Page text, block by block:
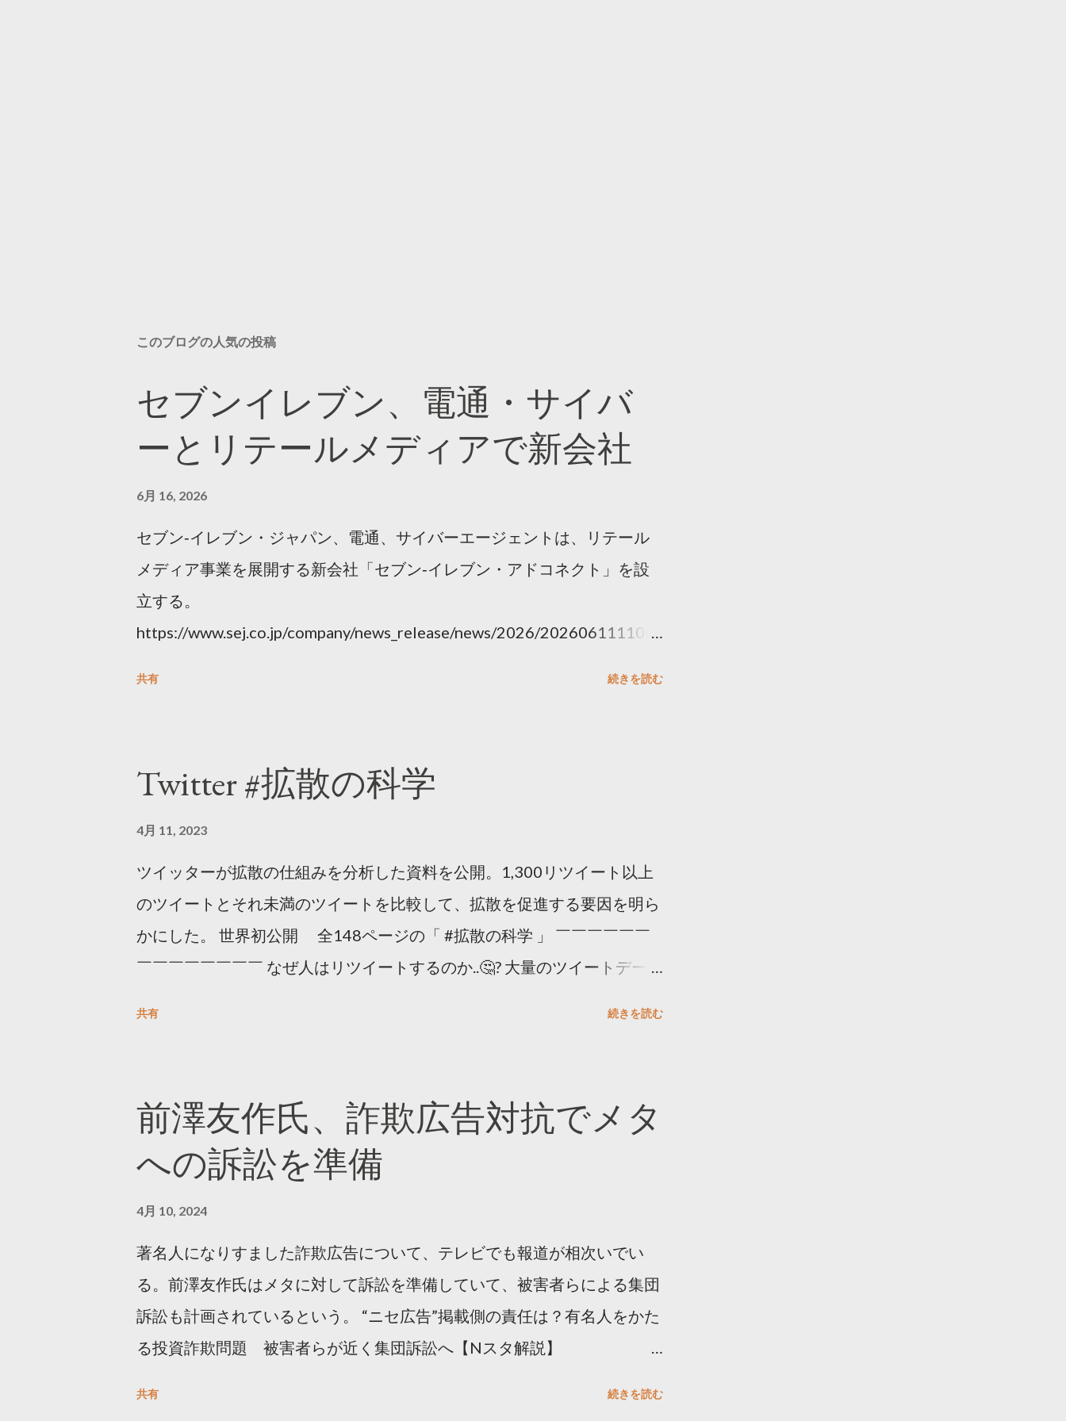
このブログの人気の投稿
セブンイレブン、電通・サイバ
ーとリテールメディアで新会社
6月 16, 2026
セブン‐イレブン・ジャパン、電通、サイバーエージェントは、リテール
メディア事業を展開する新会社「セブン‐イレブン・アドコネクト」を設
立する。
https://www.sej.co.jp/company/news_release/news/2026/202606111100.
共有 続きを読む
Twitter #拡散の科学
4月 11, 2023
ツイッターが拡散の仕組みを分析した資料を公開。1,300リツイート以上
のツイートとそれ未満のツイートを比較して、拡散を促進する要因を明ら
かにした。 世界初公開 全148ページの「 #拡散の科学 」 ￣￣￣￣￣￣
￣￣￣￣￣￣￣￣ なぜ人はリツイートするのか..🤔? 大量のツイートデータ
https://marketing.twitter.com/ja/insights/kakusan
共有 続きを読む
前澤友作氏、詐欺広告対抗でメタ
への訴訟を準備
4月 10, 2024
著名人になりすました詐欺広告について、テレビでも報道が相次いでい
る。前澤友作氏はメタに対して訴訟を準備していて、被害者らによる集団
訴訟も計画されているという。 “ニセ広告”掲載側の責任は？有名人をかた
る投資詐欺問題 被害者らが近く集団訴訟へ【Nスタ解説】
共有 続きを読む